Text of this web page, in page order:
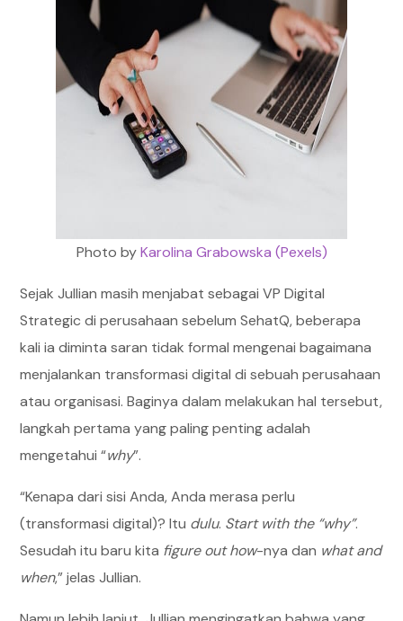
Photo byKarolina Grabowska (Pexels)
Sejak Jullian masih menjabat sebagai VP Digital
Strategic di perusahaan sebelum SehatQ, beberapa
kali ia diminta saran tidak formal mengenai bagaimana
menjalankan transformasi digital di sebuah perusahaan
atau organisasi. Baginya dalam melakukan hal tersebut,
langkah pertama yang paling penting adalah
mengetahui “why”.
“Kenapa dari sisi Anda, Anda merasa perlu
(transformasi digital)? Itu dulu. Start with the “why”.
Sesudah itu baru kita figure out how-nya dan what and
when,” jelas Jullian.